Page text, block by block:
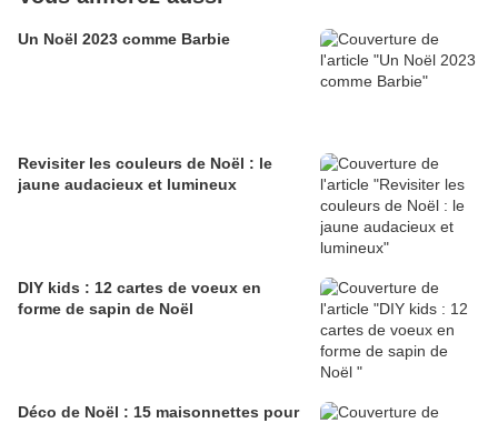
Un Noël 2023 comme Barbie
Revisiter les couleurs de Noël : le
jaune audacieux et lumineux
DIY kids : 12 cartes de voeux en
forme de sapin de Noël
Déco de Noël : 15 maisonnettes pour